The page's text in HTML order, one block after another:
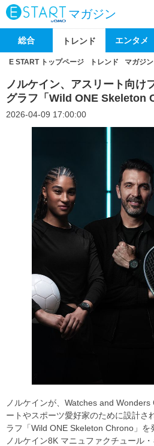
マガジン
総合 トレンド エンタメ
E START トップページ トレンド マガジン
ノルケイン、アスリート向け
グラフ「Wild ONE Skeleton
2026-04-09 17:00:00
ノルケインが、Watches and
ートやスポーツ愛好家のために設計さ
ラフ「Wild ONE Skeleton Chrono」を
ノルケイン8K マニュファクチュール